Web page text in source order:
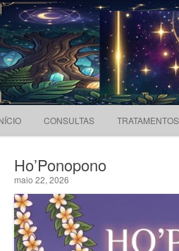
CONSULTAS TRATAMENTOS
Ho’Ponopono
maio 22, 2026